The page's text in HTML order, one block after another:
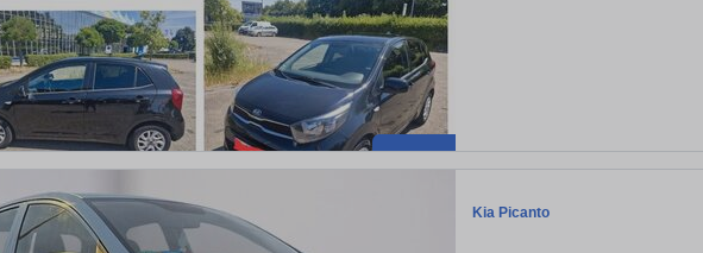
Kia Picanto